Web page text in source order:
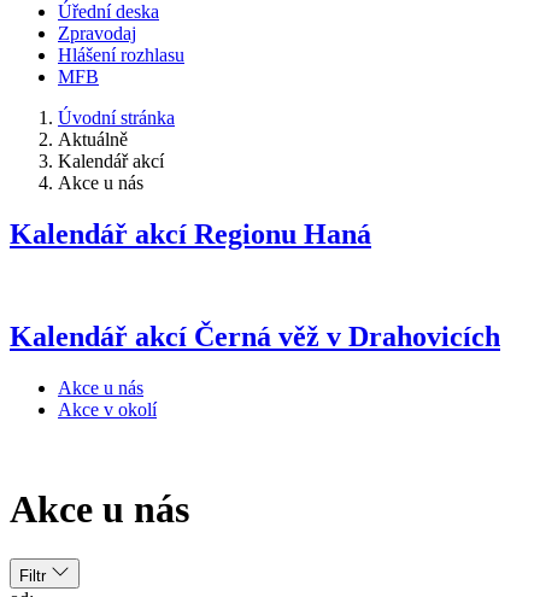
Úřední deska
Zpravodaj
Hlášení rozhlasu
MFB
Úvodní stránka
Aktuálně
Kalendář akcí
Akce u nás
Kalendář akcí Regionu Haná
Kalendář akcí Černá věž v Drahovicích
Akce u nás
Akce v okolí
Akce u nás
Filtr